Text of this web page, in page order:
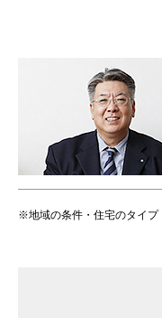
※地域の条件・住宅のタイプ